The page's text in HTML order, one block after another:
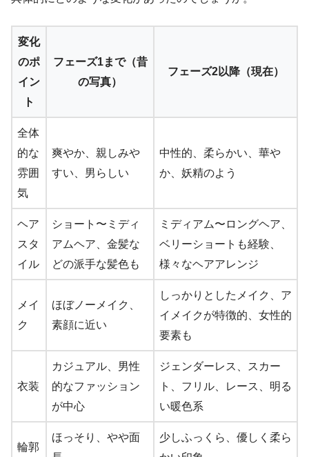
変化
のポ
イン
ト
フェーズ1まで（昔
の写真）
フェーズ2以降（現在）
全体
的な
雰囲
気
爽やか、親しみや
すい、男らしい
中性的、柔らかい、華や
か、妖精のよう
ヘア
スタ
イル
ショート〜ミディ
アムヘア、金髪な
どの派手な髪色も
ミディアム〜ロングヘア、
ベリーショートも経験、
様々なヘアアレンジ
メイ
ク
ほぼノーメイク、
素顔に近い
しっかりとしたメイク、ア
イメイクが特徴的、女性的
要素も
衣装
カジュアル、男性
的なファッション
が中心
ジェンダーレス、スカー
ト、フリル、レース、明る
い暖色系
輪郭
ほっそり、やや面
少しふっくら、優しく柔ら